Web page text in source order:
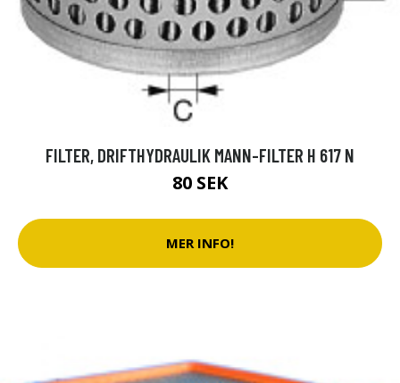
FILTER, DRIFTHYDRAULIK MANN-FILTER H 617 N
80 SEK
MER INFO!